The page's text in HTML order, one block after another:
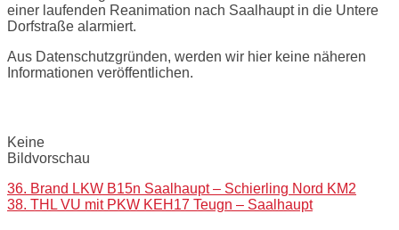
einer laufenden Reanimation nach Saalhaupt in die Untere
Dorfstraße alarmiert.
Aus Datenschutzgründen, werden wir hier keine näheren
Informationen veröffentlichen.
Keine
Bildvorschau
Post
navigation
36. Brand LKW B15n Saalhaupt – Schierling Nord KM2
38. THL VU mit PKW KEH17 Teugn – Saalhaupt